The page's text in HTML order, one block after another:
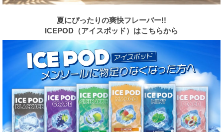
夏にぴったりの爽快フレーバー!!
ICEPOD（アイスポッド）はこちらから